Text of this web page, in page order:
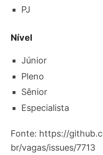
PJ
Nível
Júnior
Pleno
Sênior
Especialista
Fonte: https://
br/vagas/issues/7713